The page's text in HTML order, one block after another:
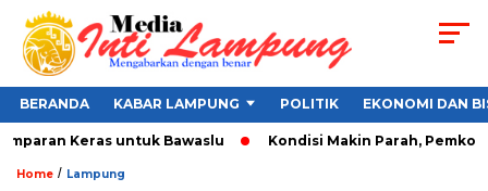
BERANDA KABAR LAMPUNG POLITIK EKONOMI DAN
Keras untuk Bawaslu Kondisi Makin Parah, Pemkot
Home / Lampung